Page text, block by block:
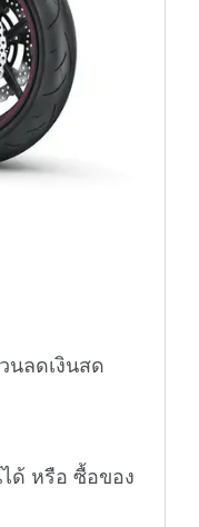
นลดเงินสด
ด้ หรือ ซื้อของ